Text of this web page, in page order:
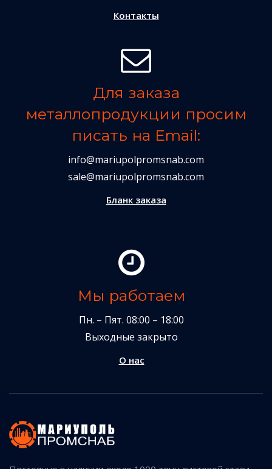
Контакты
Для заказа
металлопродукции просим
писать на Email:
info@mariupolpromsnab.com
sale@mariupolpromsnab.com
Бланк заказа
Мы работаем
Пн. – Пят. 08:00 – 18:00
Выходные закрыто
О нас